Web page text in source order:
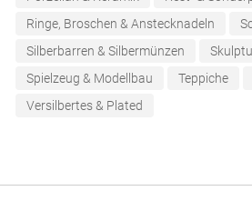
Ringe, Broschen & Anstecknadeln
Silberbarren & Silbermünzen
Spielzeug & Modellbau
Teppiche
Versilbertes & Plated